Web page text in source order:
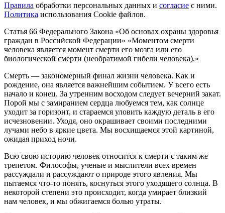
Правила обработки персональных данных и согласие с ними.
Политика использования Cookie файлов.
Статья 66 Федерального Закона «Об основах охраны здоровья
граждан в Российской Федерации» «Моментом смерти
человека является момент смерти его мозга или его
биологической смерти (необратимой гибели человека).»
Смерть — закономерный финал жизни человека. Как и
рождение, она является важнейшим событием. У всего есть
начало и конец. За утренним восходом следует вечерний закат.
Порой мы с замиранием сердца любуемся тем, как солнце
уходит за горизонт, и стараемся уловить каждую деталь в его
исчезновении. Уходя, оно окрашивает своими последними
лучами небо в яркие цвета. Мы восхищаемся этой картиной,
ожидая приход ночи.
Всю свою историю человек относится к смерти с таким же
трепетом. Философы, ученые и мыслители всех времен
рассуждали и рассуждают о природе этого явления. Мы
пытаемся что-то понять, коснуться этого уходящего солнца. В
некоторой степени это происходит, когда умирает близкий
нам человек, и мы обжигаемся болью утраты.